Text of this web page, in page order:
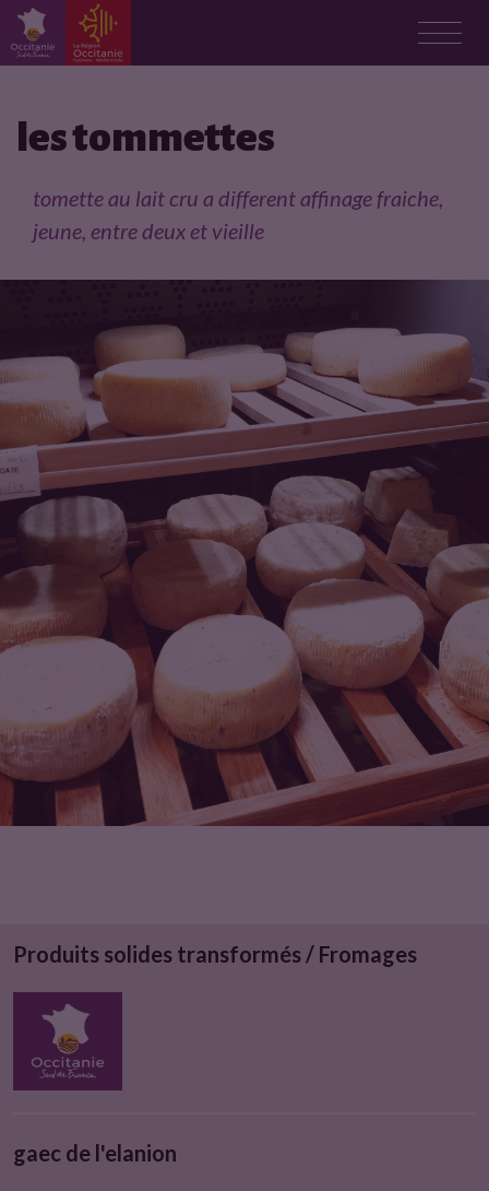
e
r
o
d
u
i
t
les tommettes
tomette au lait cru a different affinage fraiche,
jeune, entre deux et vieille
Produits solides transformés / Fromages
gaec de l'elanion